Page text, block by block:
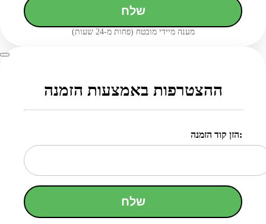
שלח
מענה מיידי מובטח (פחות מ-24 שעות)
ההצטרפות באמצעות הזמנה
הזן קוד הזמנה:
שלח